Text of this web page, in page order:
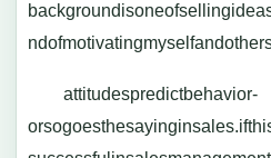
attitudespredictbehavior-